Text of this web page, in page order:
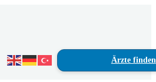
Ärzte finden